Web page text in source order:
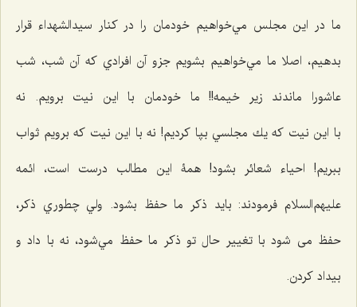
ما در اين مجلس مي‌خواهيم خودمان را در كنار سيدالشهدا‌ء‌ قرار
بدهيم، اصلا ما مي‌خواهيم بشويم جزو آن افرادي كه آن شب،‌ شب
عاشورا ماندند زير خيمه!! ما خودمان با اين نيت برويم. نه
با این نيت كه يك مجلسي بپا كرديم! نه با اين نيت كه برويم ثواب
ببريم! احياء شعائر بشود! همۀ این مطالب درست است، ائمه
عليهم‌السلام فرمودند: بايد ذكر ما حفظ بشود. ولي چطوري ذكر،
حفظ می شود با تغيير حال تو ذكر ما حفظ مي‌شود، نه با داد و
بيداد كردن.